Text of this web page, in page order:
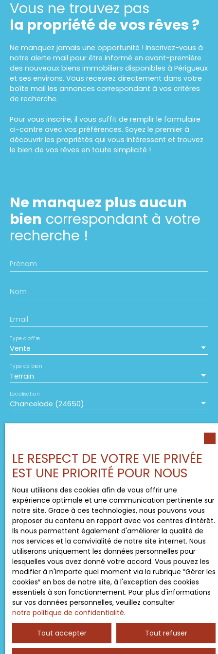
Cadre paisible tout en restant proche des
commodités. N’hésitez pas à nous contacter pour
plus d’informations ou organiser une visite !
Vous ne trouvez pas
la propriété de vos rêves ?
Ne manquez jamais une opportunité ! Inscrivez-vous à
notre alerte mail pour être informé en avant-première
des nouveaux biens immobiliers disponibles à Périgueux
et ses environs. Vous recevrez directement dans votre
boîte mail les annonces correspondant à vos critères
de recherche.
Pour vous inscrire, il vous suffit de remplir le formulaire
ci-contre avec vos préférences. Soyez le premier à
découvrir les propriétés qui vous intéressent et trouvez
le bien de vos rêves en toute simplicité !
Ne manquez plus aucun
bien correspondant à votre
recherche !
Prénom
Nom
Email
Vente
Type d'offre
Terrain
Type de bien
Chancelade (24650)
Localisation
Surface min (m²)
J'accepte le traitement de mes données
personnelles conformément au RGPD. Si vous ne
souhaitez pas faire l'objet de prospection
commerciale par voie téléphonique, vous pouvez
vous inscrire gratuitement sur la liste d'opposition
au démarchage téléphonique, prévu par l'article
L223-1 du code de la consommation, sur le site
Internet www.bloctel.gouv.fr ou par courrier
adressé à :
Société Worldline, Service Bloctel, CS 61311, 41013
BLOIS CEDEX.
Pour en savoir plus sur le traitement de vos
données personnelles, veuillez consulter notre
politique de confidentialité
LE RESPECT DE VOTRE VIE PRIVÉE
EST UNE PRIORITÉ POUR NOUS
Nous utilisons des cookies afin de vous offrir une
expérience optimale et une communication pertinente sur
notre site. Grace à ces technologies, nous pouvons vous
proposer du contenu en rapport avec vos centres d'intérêt.
Ils nous permettent également d'améliorer la qualité de
nos services et la convivialité de notre site internet. Nous
utiliserons uniquement les données personnelles pour
lesquelles vous avez donné votre accord. Vous pouvez les
modifier à n'importe quel moment via la rubrique ″Gérer les
cookies″ en bas de notre site, à l'exception des cookies
essentiels à son fonctionnement. Pour plus d'informations
sur vos données personnelles, veuillez consulter
notre politique de confidentialité.
Tout accepter Tout refuser